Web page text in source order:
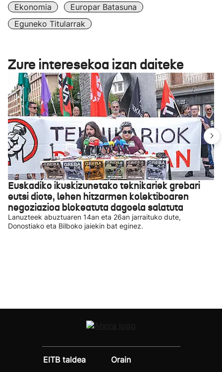
Ekonomia
Europar Batasuna
Eguneko Titularrak
Zure interesekoa izan daiteke
Euskadiko ikuskizunetako teknikariek grebari
eutsi diote, lehen hitzarmen kolektiboaren
negoziazioa blokeatuta dagoela salatuta
Lanuzteek abuztuaren 14an eta 26an jarraituko dute,
Donostiako eta Bilboko jaiekin bat eginez.
EITB taldea
Orain